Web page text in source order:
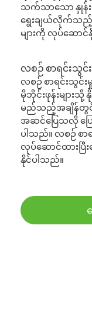
သက်သာသော နှုန်း
ရွေးချယ်လိုက်သည့်
များကို လုပ်ဆော
လစဉ် စာရင်းသွင်
လစဉ် စာရင်းသွင်း
မိုဘိုင်းဖုန်းများသို့
မည်သည့်အချိန်တွ
အဆင်ပြေသလို ပြ
ပါသည်။ လစဉ် စ
လုပ်ဆောင်ထားပြီ
နိုင်ပါသည်။